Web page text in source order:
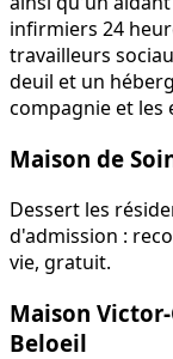
infirmiers 24
travailleurs
deuil et un
compagnie et les
Maison de
Dessert les
d'admission :
vie, gratuit.
Maison
Beloeil